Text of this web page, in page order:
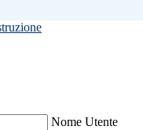
Nome Utente